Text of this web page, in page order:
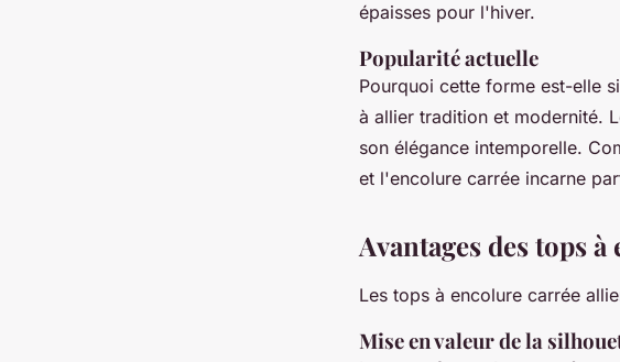
épaisses pour l'hiver.
Popularité actuelle
Pourquoi cette forme est-elle
à allier tradition et modernité.
son élégance intemporelle.
et l'encolure carrée incarne
Avantages des tops
Les tops à encolure carrée
Mise en valeur de la